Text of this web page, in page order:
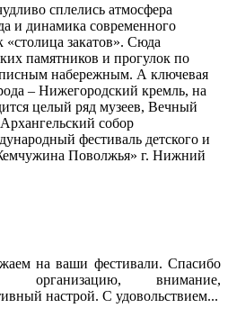
сплелись атмосфера
и динамика современного
«столица закатов». Сюда
памятников и прогулок по
набережным. А ключевая
– Нижегородский кремль, на
целый ряд музеев, Вечный
собор
фестиваль детского и
Поволжья» г. Нижний
на ваши фестивали. Спасибо
внимание,
настрой. С удовольствием...